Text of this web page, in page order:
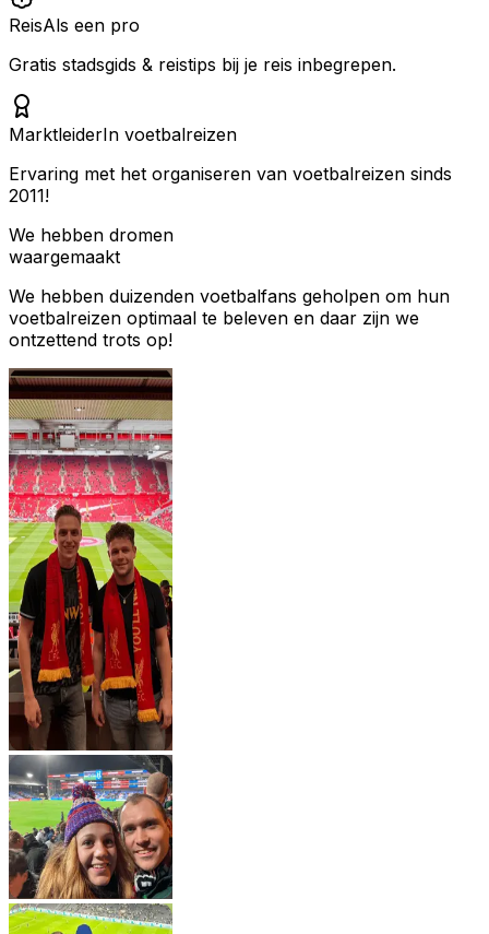
ReisAls een pro
Gratis stadsgids & reistips bij je reis inbegrepen.
MarktleiderIn voetbalreizen
Ervaring met het organiseren van voetbalreizen sinds
2011!
We hebben dromen
waargemaakt
We hebben duizenden voetbalfans geholpen om hun
voetbalreizen optimaal te beleven en daar zijn we
ontzettend trots op!